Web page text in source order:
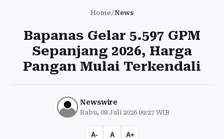
Home/News
Bapanas Gelar 5.597 GPM
Sepanjang 2026, Harga
Pangan Mulai Terkendali
Newswire
Rabu, 08 Juli 2026 09:27 WIB
A- A A+